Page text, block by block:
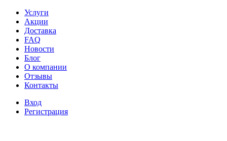
Услуги
Акции
Доставка
FAQ
Новости
Блог
О компании
Отзывы
Контакты
Вход
Регистрация